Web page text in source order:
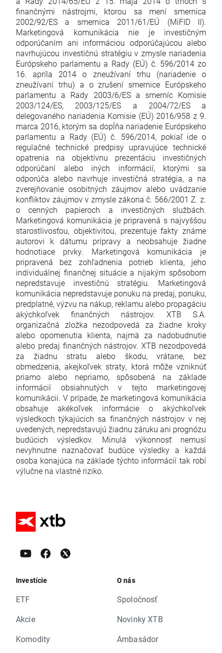
finančnými nástrojmi, ktorou sa mení smernica
2002/92/ES a smernica 2011/61/EÚ (MiFID II).
Marketingová komunikácia nie je investičným
odporúčaním ani informáciou odporúčajúcou alebo
navrhujúcou investičnú stratégiu v zmysle nariadenia
Európskeho parlamentu a Rady (EÚ) č. 596/2014 zo
16. apríla 2014 o zneužívaní trhu (nariadenie o
zneužívaní trhu) a o zrušení smernice Európskeho
parlamentu a Rady 2003/6/ES a smerníc Komisie
2003/124/ES, 2003/125/ES a 2004/72/ES a
delegovaného nariadenia Komisie (EÚ) 2016/958 z 9.
marca 2016, ktorým sa dopĺňa nariadenie Európskeho
parlamentu a Rady (EÚ) č. 596/2014, pokiaľ ide o
regulačné technické predpisy upravujúce technické
opatrenia na objektívnu prezentáciu investičných
odporúčaní alebo iných informácií, ktorými sa
odporúča alebo navrhuje investičná stratégia, a na
zverejňovanie osobitných záujmov alebo uvádzanie
konfliktov záujmov v zmysle zákona č. 566/2001 Z. z.
o cenných papieroch a investičných službách.
Marketingová komunikácia je pripravená s najvyššou
starostlivosťou, objektivitou, prezentuje fakty známe
autorovi k dátumu prípravy a neobsahuje žiadne
hodnotiace prvky. Marketingová komunikácia je
pripravená bez zohľadnenia potrieb klienta, jeho
individuálnej finančnej situácie a nijakým spôsobom
nepredstavuje investičnú stratégiu. Marketingová
komunikácia nepredstavuje ponuku na predaj, ponuku,
predplatné, výzvu na nákup, reklamu alebo propagáciu
akýchkoľvek finančných nástrojov. XTB S.A.
organizačná zložka nezodpovedá za žiadne kroky
alebo opomenutia klienta, najmä za nadobudnutie
alebo predaj finančných nástrojov. XTB nezodpovedá
za žiadnu stratu alebo škodu, vrátane, bez
obmedzenia, akejkoľvek straty, ktorá môže vzniknúť
priamo alebo nepriamo, spôsobená na základe
informácií obsiahnutých v tejto marketingovej
komunikácii. V prípade, že marketingová komunikácia
obsahuje akékoľvek informácie o akýchkoľvek
výsledkoch týkajúcich sa finančných nástrojov v nej
uvedených, nepredstavujú žiadnu záruku ani prognózu
budúcich výsledkov. Minulá výkonnosť nemusí
nevyhnutne naznačovať budúce výsledky a každá
osoba konajúca na základe týchto informácií tak robí
výlučne na vlastné riziko.
Investície
ETF
Akcie
Komodity
O nás
Spoločnosť
Novinky XTB
Ambasádor